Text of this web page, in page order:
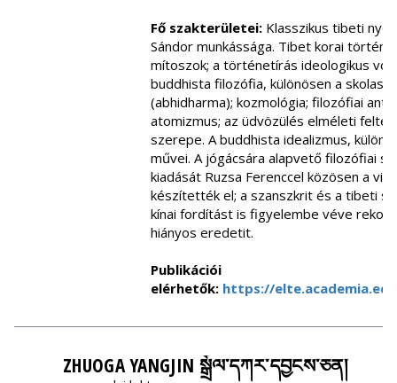
Fő szakterületei: Klasszikus tibeti
Sándor munkássága. Tibet korai
mítoszok; a történetírás ideologikus
buddhista filozófia, különösen a
(abhidharma); kozmológia; filozófiai
atomizmus; az üdvözülés elméleti
szerepe. A buddhista idealizmus,
művei. A jógácsára alapvető filozófiai
kiadását Ruzsa Ferenccel közösen a
készítették el; a szanszkrit és a tibeti
kínai fordítást is figyelembe véve
hiányos eredetit.
Publikációi
elérhetők: https://
ZHUOGA YANGJIN སྒྲོལ་དཀར་དབྱངས་ཅན།